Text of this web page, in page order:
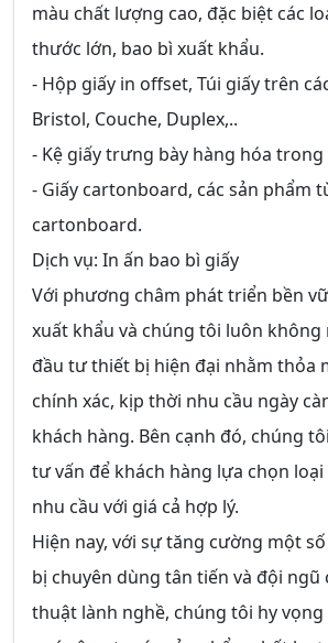
màu chất lượng cao, đặc biệt các
thước lớn, bao bì xuất khẩu.
- Hộp giấy in offset, Túi giấy trên
Bristol, Couche, Duplex,..
- Kệ giấy trưng bày hàng hóa trong
- Giấy cartonboard, các sản phẩm
cartonboard.
Dịch vụ: In ấn bao bì giấy
Với phương châm phát triển bền
xuất khẩu và chúng tôi luôn không
đầu tư thiết bị hiện đại nhằm thỏa
chính xác, kịp thời nhu cầu ngày
khách hàng. Bên cạnh đó, chúng
tư vấn để khách hàng lựa chọn
nhu cầu với giá cả hợp lý.
Hiện nay, với sự tăng cường một
bị chuyên dùng tân tiến và đội ngũ
thuật lành nghề, chúng tôi hy vọng